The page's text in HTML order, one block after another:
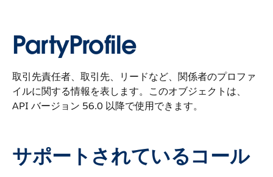
PartyProfile
取引先責任者、取引先、リードなど、関係者のプロファ
イルに関する情報を表します。 このオブジェクトは、
API バージョン 56.0 以降で使用できます。
サポートされているコール